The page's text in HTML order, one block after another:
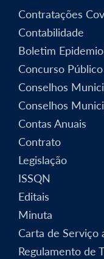
Contratações
Contabilidade
Boletim
Concurso
Conselhos
Conselhos
Contas Anuais
Contrato
Legislação
ISSQN
Editais
Minuta
Carta de Serviço
Regulamento de